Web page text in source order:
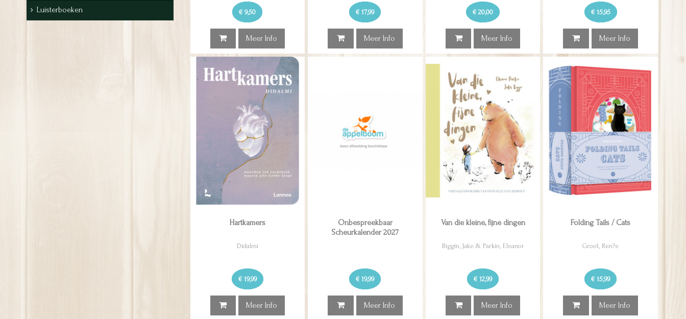
€ 9,50
Meer Info
€ 17,99
Meer Info
€ 20,00
Meer Info
€ 15,95
Meer Info
Hartkamers
Didalmi
€ 19,99
Meer Info
Onbespreekbaar
Scheurkalender 2027
€ 19,99
Meer Info
Van die kleine, fijne dingen
Biggin, Jake & Parkin, Eleanor
€ 12,99
Meer Info
Folding Tails / Cats
Groot, Ren?e
€ 15,99
Meer Info
Luisterboeken